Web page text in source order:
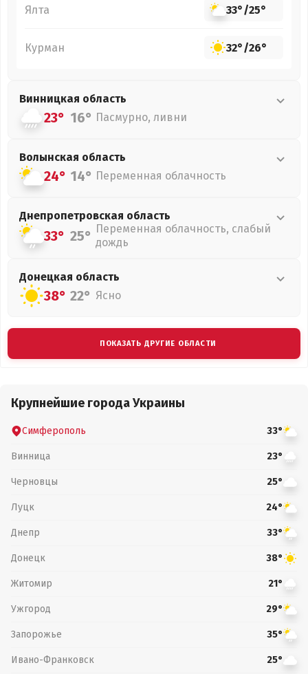
Ялта 33°/25°
Курман 32°/26°
Винницкая область
23° 16° Пасмурно, ливни
Волынская область
24° 14° Переменная облачность
Днепропетровская область
33° 25° Переменная облачность, слабый
дождь
Донецкая область
38° 22° Ясно
ПОКАЗАТЬ ДРУГИЕ ОБЛАСТИ
Крупнейшие города Украины
Симферополь 33°
Винница 23°
Черновцы 25°
Луцк 24°
Днепр 33°
Донецк 38°
Житомир 21°
Ужгород 29°
Запорожье 35°
Ивано-Франковск 25°